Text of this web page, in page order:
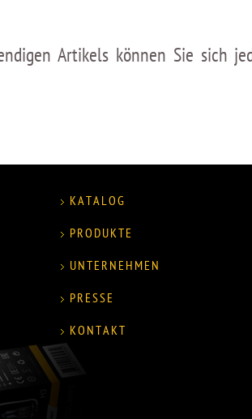
Artikels können Sie sich
KATALOG
PRODUKTE
UNTERNEHMEN
PRESSE
KONTAKT